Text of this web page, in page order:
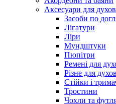
Аксесуари для
Засоби по
Лігатури
Ліри
Мундштуки
Пюпітри
Ремені для
Різне для
Стійки і
Тростини
Чохли та